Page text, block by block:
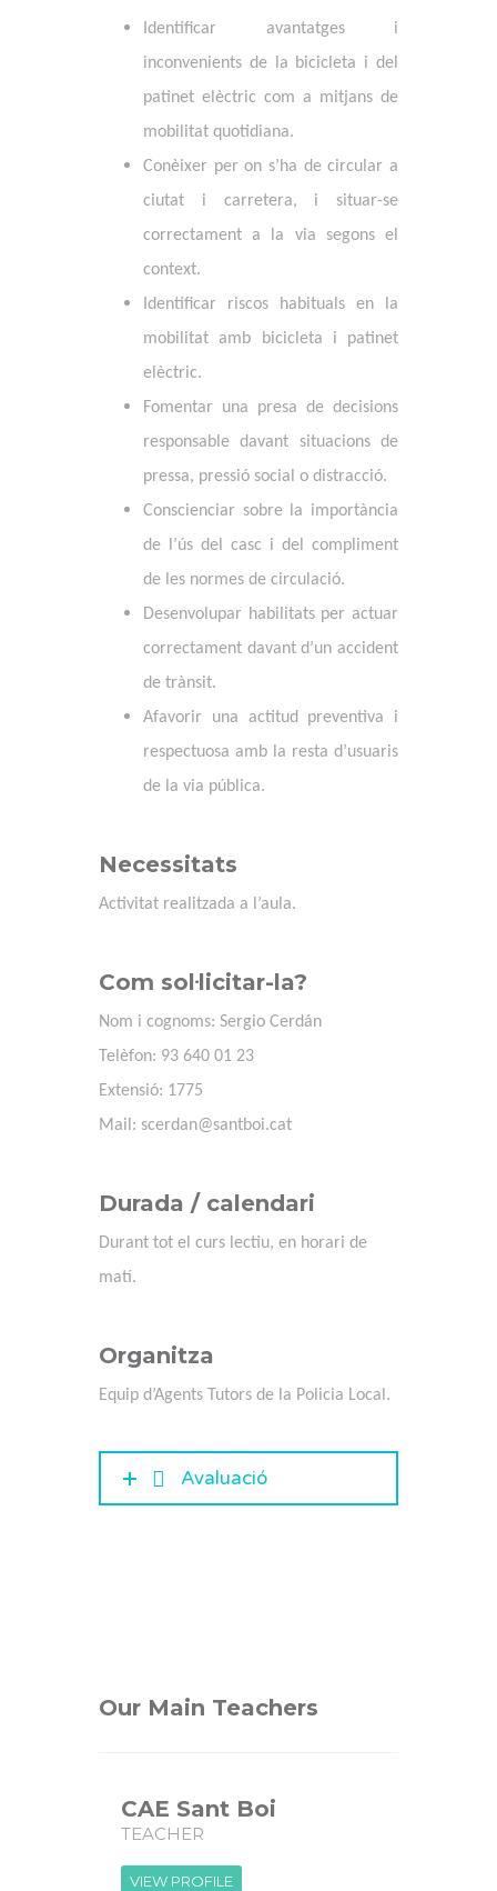
Identificar avantatges i
inconvenients de la bicicleta i del
patinet elèctric com a mitjans de
mobilitat quotidiana.
Conèixer per on s’ha de circular a
ciutat i carretera, i situar-se
correctament a la via segons el
context.
Identificar riscos habituals en la
mobilitat amb bicicleta i patinet
elèctric.
Fomentar una presa de decisions
responsable davant situacions de
pressa, pressió social o distracció.
Conscienciar sobre la importància
de l’ús del casc i del compliment
de les normes de circulació.
Desenvolupar habilitats per actuar
correctament davant d’un accident
de trànsit.
Afavorir una actitud preventiva i
respectuosa amb la resta d’usuaris
de la via pública.
Necessitats
Activitat realitzada a l’aula.
Com sol·licitar-la?
Nom i cognoms: Sergio Cerdán
Telèfon: 93 640 01 23
Extensió: 1775
Mail: scerdan@santboi.cat
Durada / calendari
Durant tot el curs lectiu, en horari de
matí.
Organitza
Equip d’Agents Tutors de la Policia Local.
Avaluació
Our Main Teachers
CAE Sant Boi
TEACHER
VIEW PROFILE